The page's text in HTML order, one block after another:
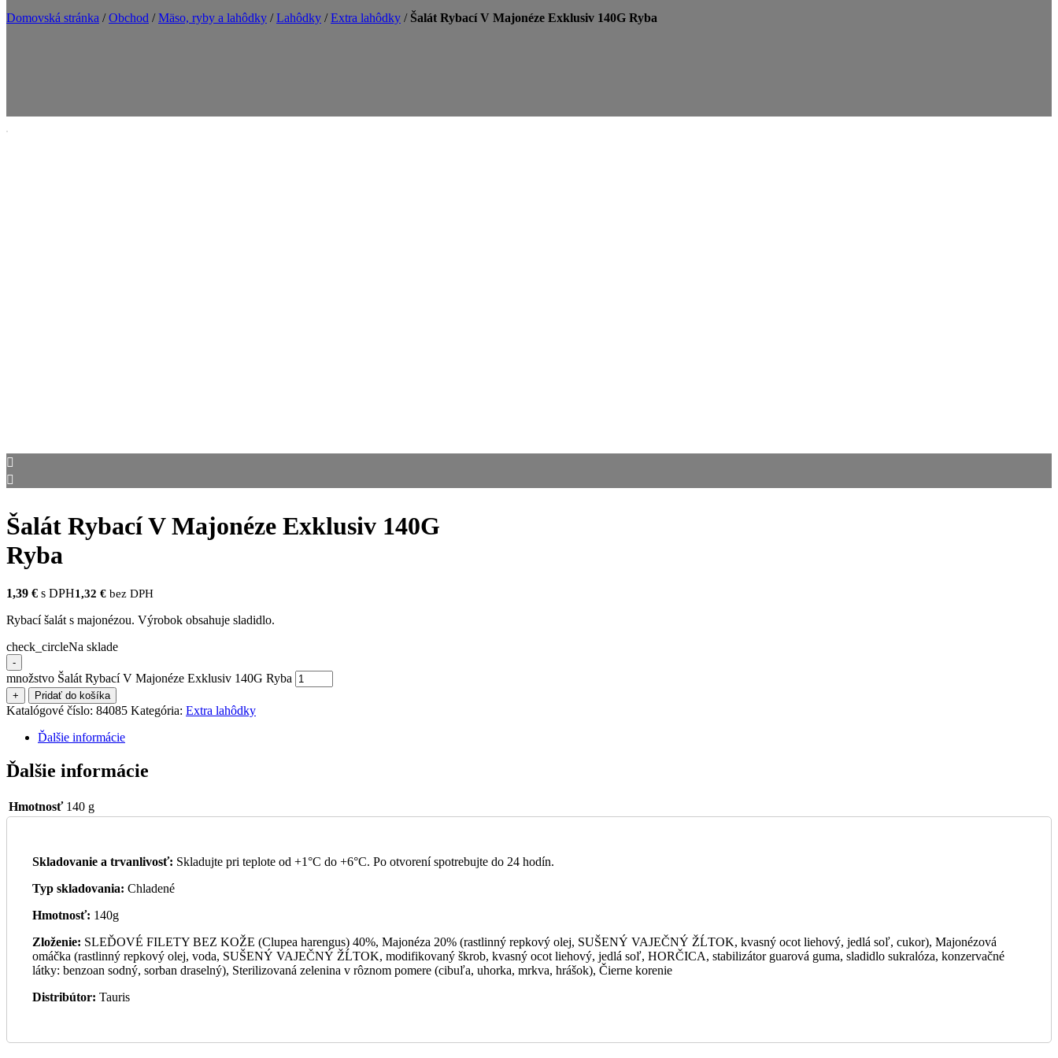
Domovská stránka /Obchod /Mäso, ryby a lahôdky /Lahôdky /Extra lahôdky / Šalát Rybací V Majonéze Exklusiv 140G Ryba
Šalát Rybací V Majonéze Exklusiv 140G
Ryba
1,39 € s DPH1,32 € bez DPH
Rybací šalát s majonézou. Výrobok obsahuje sladidlo.
check_circleNa sklade
-
množstvo Šalát Rybací V Majonéze Exklusiv 140G Ryba
+ Pridať do košíka
Katalógové číslo: 84085 Kategória: Extra lahôdky
Ďalšie informácie
Ďalšie informácie
Hmotnosť 140 g
Skladovanie a trvanlivosť: Skladujte pri teplote od +1°C do +6°C. Po otvorení spotrebujte do 24 hodín.
Typ skladovania: Chladené
Hmotnosť: 140g
Zloženie: SLEĎOVÉ FILETY BEZ KOŽE (Clupea harengus) 40%, Majonéza 20% (rastlinný repkový olej, SUŠENÝ VAJEČNÝ ŽĹTOK, kvasný ocot liehový, jedlá soľ, cukor), Majonézová
omáčka (rastlinný repkový olej, voda, SUŠENÝ VAJEČNÝ ŽĹTOK, modifikovaný škrob, kvasný ocot liehový, jedlá soľ, HORČICA, stabilizátor guarová guma, sladidlo sukralóza, konzervačné
látky: benzoan sodný, sorban draselný), Sterilizovaná zelenina v rôznom pomere (cibuľa, uhorka, mrkva, hrášok), Čierne korenie
Distribútor: Tauris